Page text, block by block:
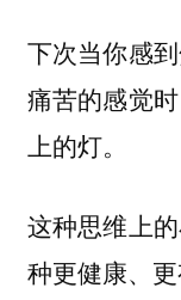
下次当你感
痛苦的感觉
上的灯。
这种思维上
种更健康、